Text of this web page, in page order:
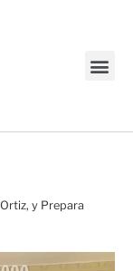
y Prepara